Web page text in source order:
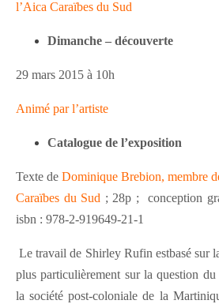
l’Aica Caraïbes du Sud
Dimanche – découverte
29 mars 2015 à 10h
Animé par l’artiste
Catalogue de l’exposition
Texte de Dominique Brebion, membre
Caraïbes du Sud ; 28p ;conception
isbn : 978-2-919649-21-1
Le travail de Shirley Rufin estbasé sur
plus particulièrement sur la question
la société post-coloniale de la